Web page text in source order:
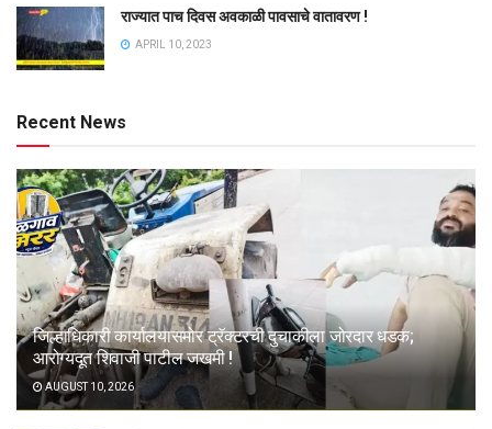
राज्यात पाच दिवस अवकाळी पावसाचे वातावरण !
APRIL 10, 2023
Recent News
जिल्हाधिकारी कार्यालयासमोर ट्रॅक्टरची दुचाकीला जोरदार धडक;
आरोग्यदूत शिवाजी पाटील जखमी !
AUGUST 10, 2026